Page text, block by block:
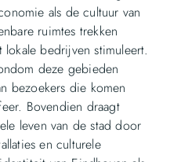
als de cultuur van
ruimtes trekken
bedrijven stimuleert.
deze gebieden
bezoekers die komen
Bovendien draagt
leven van de stad door
en culturele